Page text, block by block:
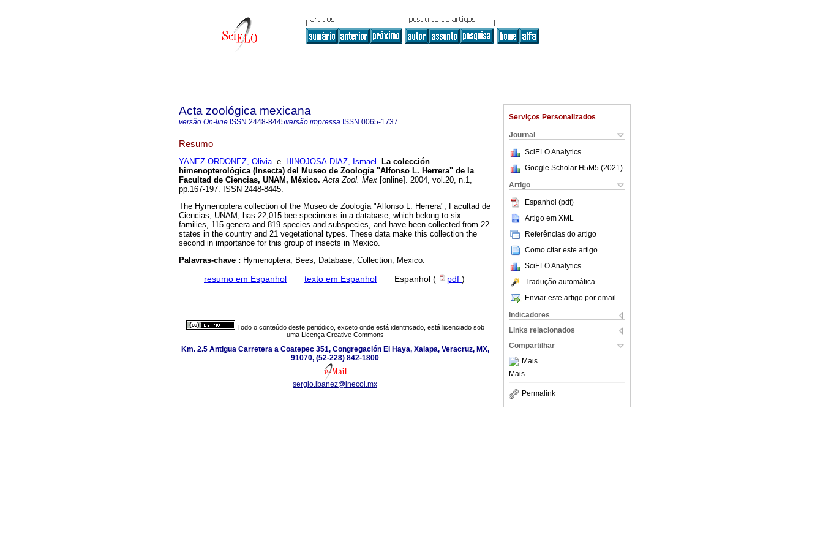
Serviços Personalizados
Journal
SciELO Analytics
Google Scholar H5M5 (2021 )
Artigo
Espanhol (pdf)
Artigo em XML
Referências do artigo
Como citar este artigo
SciELO Analytics
Tradução automática
Enviar este artigo por email
Indicadores
Links relacionados
Compartilhar
Mais
Mais
Permalink
Acta zoológica mexicana
versão On-line ISSN 2448-8445versão impressa ISSN 0065-1737
Resumo
YANEZ-ORDONEZ, Oliviae HINOJOSA-DIAZ, Ismael . La colección
himenopterológica (Insecta) del Museo de Zoología "Alfonso L. Herrera" de la
Facultad de Ciencias, UNAM, México. Acta Zool. Mex [online]. 2004, vol.20, n.1,
pp.167-197. ISSN 2448-8445.
The Hymenoptera collection of the Museo de Zoología "Alfonso L. Herrera", Facultad de
Ciencias, UNAM, has 22,015 bee specimens in a database, which belong to six
families, 115 genera and 819 species and subspecies, and have been collected from 22
states in the country and 21 vegetational types. These data make this collection the
second in importance for this group of insects in Mexico.
Palavras-chave : Hymenoptera; Bees; Database; Collection; Mexico.
· resumo em Espanhol · texto em Espanhol · Espanhol ( pdf )
Todo o conteúdo deste periódico, exceto onde está identificado, está licenciado sob
uma Licença Creative Commons
Km. 2.5 Antigua Carretera a Coatepec 351, Congregación El Haya, Xalapa, Veracruz, MX,
91070, (52-228) 842-1800
sergio.ibanez@inecol.mx